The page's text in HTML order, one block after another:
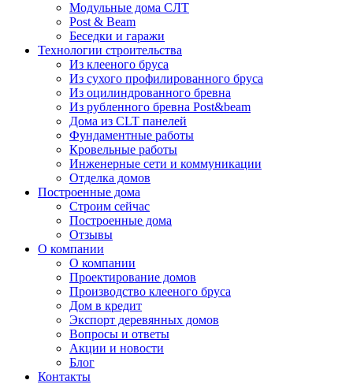
Модульные дома СЛТ
Post & Beam
Беседки и гаражи
Технологии строительства
Из клееного бруса
Из сухого профилированного бруса
Из оцилиндрованного бревна
Из рубленного бревна Post&beam
Дома из CLT панелей
Фундаментные работы
Кровельные работы
Инженерные сети и коммуникации
Отделка домов
Построенные дома
Строим сейчас
Построенные дома
Отзывы
О компании
О компании
Проектирование домов
Производство клееного бруса
Дом в кредит
Экспорт деревянных домов
Вопросы и ответы
Акции и новости
Блог
Контакты